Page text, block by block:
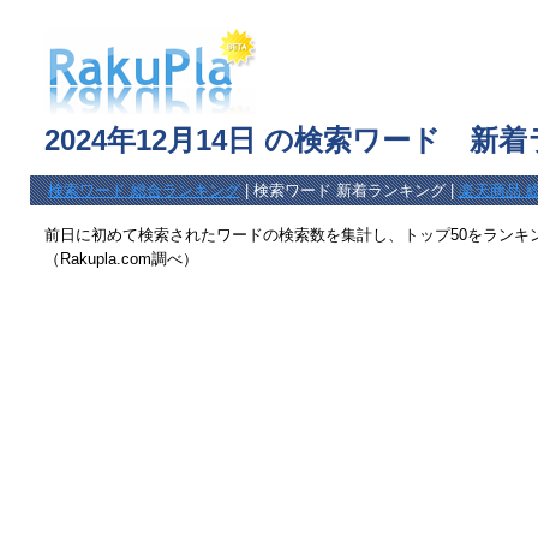
2024年12月14日 の検索ワード 新着
検索ワード 総合ランキング| 検索ワード 新着ランキング |楽天商品
前日に初めて検索されたワードの検索数を集計し、トップ50をランキ
（Rakupla.com調べ）